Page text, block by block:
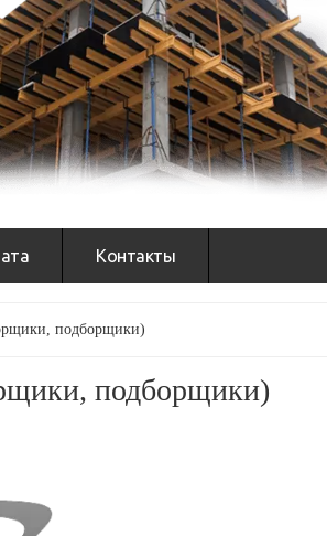
Контакты
подборщики)
подборщики)